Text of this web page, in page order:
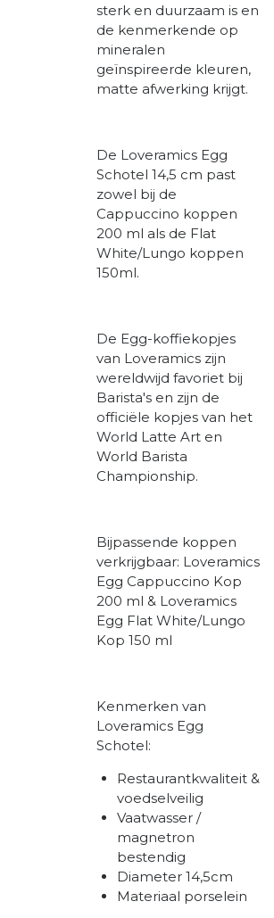
sterk en duurzaam is en
de kenmerkende op
mineralen
geïnspireerde kleuren,
matte afwerking krijgt.
De Loveramics Egg
Schotel 14,5 cm past
zowel bij de
Cappuccino koppen
200 ml als de Flat
White/Lungo koppen
150ml.
De Egg-koffiekopjes
van Loveramics zijn
wereldwijd favoriet bij
Barista's en zijn de
officiële kopjes van het
World Latte Art en
World Barista
Championship.
Bijpassende koppen
verkrijgbaar: Loveramics
Egg Cappuccino Kop
200 ml & Loveramics
Egg Flat White/Lungo
Kop 150 ml
Kenmerken van
Loveramics Egg
Schotel:
Restaurantkwaliteit &
voedselveilig
Vaatwasser /
magnetron
bestendig
Diameter 14,5cm
Materiaal porselein